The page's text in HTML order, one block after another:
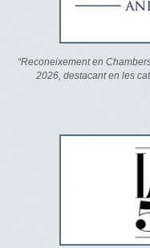
“Reconeixement en
2026, destacant en les